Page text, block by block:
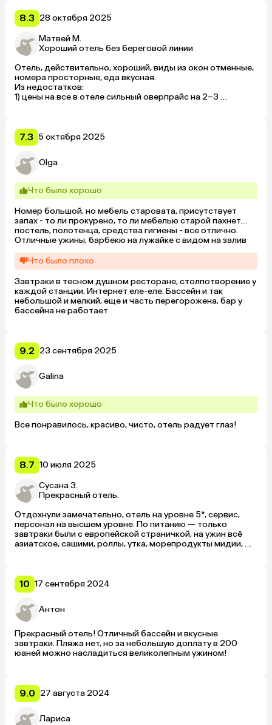
вернусь в Дадунхай.
8.3 28 октября 2025
Матвей М.
Хороший отель без береговой линии
Отель, действительно, хороший, виды из окон отменные,
номера просторные, еда вкусная.
Из недостатков:
1) цены на все в отеле сильный оверпрайс на 2–3
пешком, это нужно учитывать при бронировании. Однако
на территории отеля есть хороший бассейн.
7.3 5 октября 2025
Olga
Что было хорошо
Номер большой, но мебель старовата, присутствует
запах - то ли прокурено, то ли мебелью старой пахнет…
постель, полотенца, средства гигиены - все отлично.
Отличные ужины, барбекю на лужайке с видом на залив
Что было плохо
Завтраки в тесном душном ресторане, столпотворение у
каждой станции. Интернет еле-еле. Бассейн и так
небольшой и мелкий, еще и часть перегорожена, бар у
бассейна не работает
9.2 23 сентября 2025
Galina
Что было хорошо
Все понравилось, красиво, чисто, отель радует глаз!
8.7 10 июля 2025
Сусана З.
Прекрасный отель.
Отдохнули замечательно, отель на уровне 5*, сервис,
персонал на высшем уровне. По питанию — только
завтраки были с европейской страничкой, на ужин всё
азиатское, сашими, роллы, утка, морепродукты мидии,
10 17 сентября 2024
Антон
Прекрасный отель! Отличный бассейн и вкусные
завтраки. Пляжа нет, но за небольшую доплату в 200
юаней можно насладиться великолепным ужином!
9.0 27 августа 2024
Лариса